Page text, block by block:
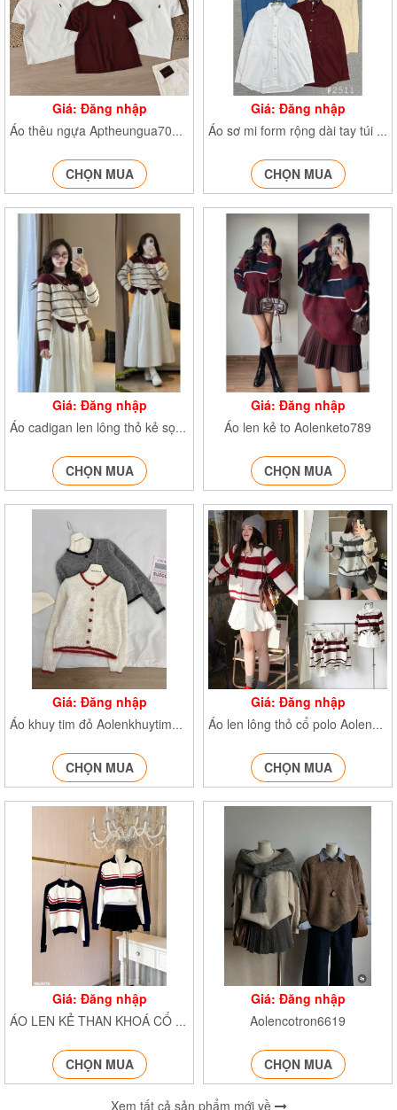
Giá: Đăng nhập
Áo thêu ngựa Aptheungua70134
CHỌN MUA
Giá: Đăng nhập
Áo sơ mi form rộng dài tay túi ngực SM2511
CHỌN MUA
Giá: Đăng nhập
Áo cadigan len lông thỏ kẻ sọc thêu ngựa AocrgtheunguaH35
CHỌN MUA
Giá: Đăng nhập
Áo len kẻ to Aolenketo789
CHỌN MUA
Giá: Đăng nhập
Áo khuy tim đỏ Aolenkhuytim308
CHỌN MUA
Giá: Đăng nhập
Áo len lông thỏ cổ polo AolenkekhuygoA756
CHỌN MUA
Giá: Đăng nhập
ÁO LEN KẺ THAN KHOÁ CỔ Aolenke0039
CHỌN MUA
Giá: Đăng nhập
Aolencotron6619
CHỌN MUA
Xem tất cả sản phẩm mới về